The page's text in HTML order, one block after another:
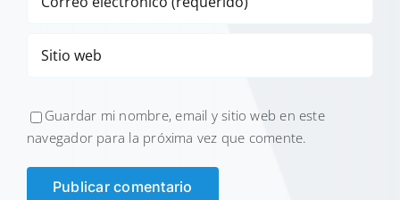
Guardar mi nombre, email y sitio web en este
navegador para la próxima vez que comente.